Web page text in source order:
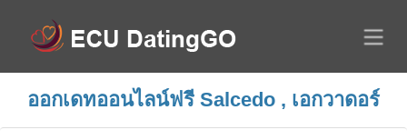
ออกเดทออนไลน์ฟรี Salcedo , เอกวาดอร์